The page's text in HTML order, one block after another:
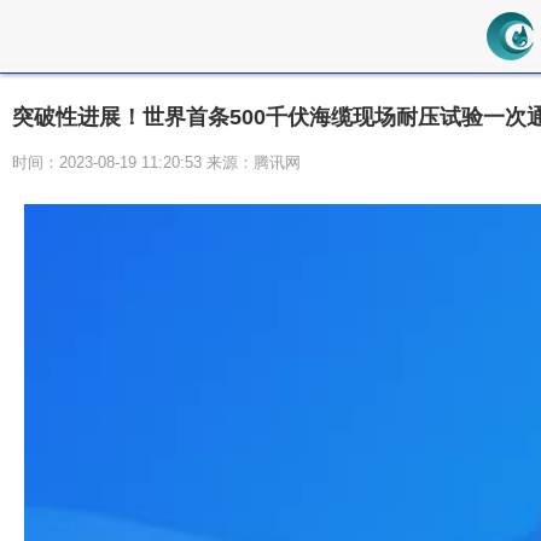
突破性进展！世界首条500千伏海缆现场耐压试验一次
时间：2023-08-19 11:20:53 来源：腾讯网